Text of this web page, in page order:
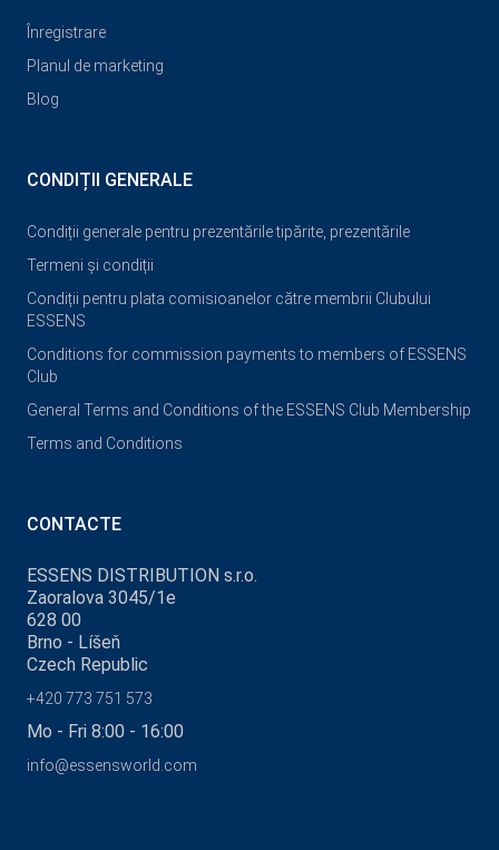
Înregistrare
Planul de marketing
Blog
CONDIȚII GENERALE
Condiții generale pentru prezentările tipărite, prezentările
Termeni și condiții
Condiții pentru plata comisioanelor către membrii Clubului
ESSENS
Conditions for commission payments to members of ESSENS
Club
General Terms and Conditions of the ESSENS Club Membership
Terms and Conditions
CONTACTE
ESSENS DISTRIBUTION s.r.o.
Zaoralova 3045/1e
628 00
Brno - Líšeň
Czech Republic
+420 773 751 573
Mo - Fri 8:00 - 16:00
info@essensworld.com